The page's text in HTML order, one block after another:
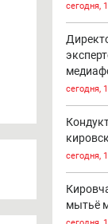
сегодня,
сегодня,
сегодня,
мытьё